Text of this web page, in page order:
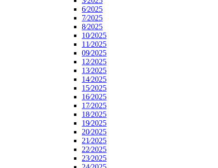
6⁄2025
7⁄2025
8⁄2025
10⁄2025
11⁄2025
09⁄2025
12⁄2025
13⁄2025
14⁄2025
15⁄2025
16⁄2025
17⁄2025
18⁄2025
19⁄2025
20⁄2025
21⁄2025
22⁄2025
23⁄2025